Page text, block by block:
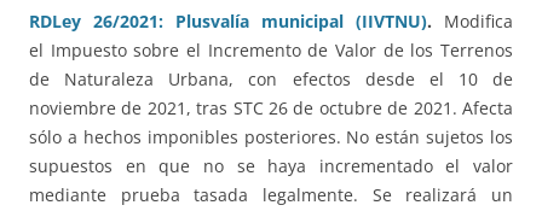
RDLey 26/2021: Plusvalía municipal (IIVTNU). Modifica
el Impuesto sobre el Incremento de Valor de los Terrenos
de Naturaleza Urbana, con efectos desde el 10 de
noviembre de 2021, tras STC 26 de octubre de 2021. Afecta
sólo a hechos imponibles posteriores. No están sujetos los
supuestos en que no se haya incrementado el valor
mediante prueba tasada legalmente. Se realizará un